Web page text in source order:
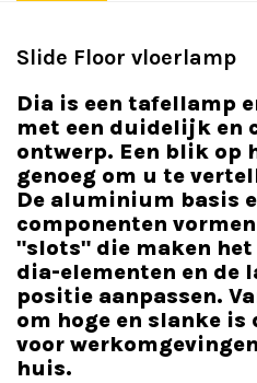
Slide Floor vloerlamp
Dia is een tafellamp
met een duidelijk en
ontwerp. Een blik op
genoeg om u te
De aluminium basis
componenten
"slots" die maken
dia-elementen en de
positie aanpassen.
om hoge en slanke
voor
huis.